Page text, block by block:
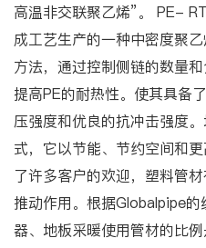
高温非交联聚乙烯”。 PE-
成工艺生产的一种中密度聚
方法，通过控制侧链的数量
提高PE的耐热性。使其具备
压强度和优良的抗冲击强度
式，它以节能、节约空间和
了许多客户的欢迎，塑料管
推动作用。根据Globalpipe
器、地板采暖使用管材的比